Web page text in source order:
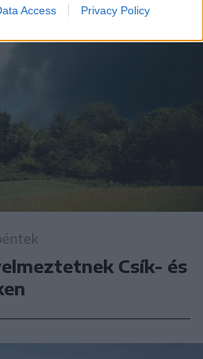
Access Privacy Policy
Csík- és